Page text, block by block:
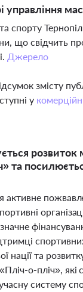
управління
спорту
що свідчить
Джерело
змісту
у
та
активне
та
о-пліч»,
систему